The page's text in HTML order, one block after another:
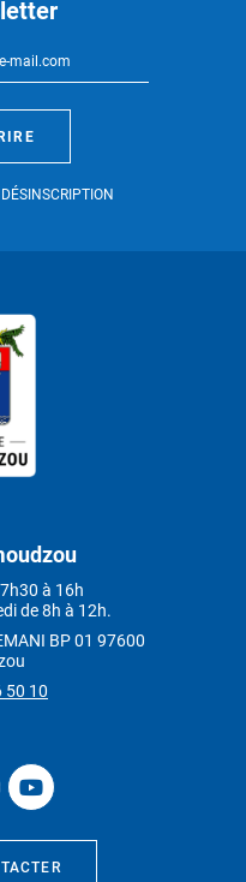
DÉSINSCRIPTION
à 16h
de 8h à 12h.
BP 01 97600
50 10